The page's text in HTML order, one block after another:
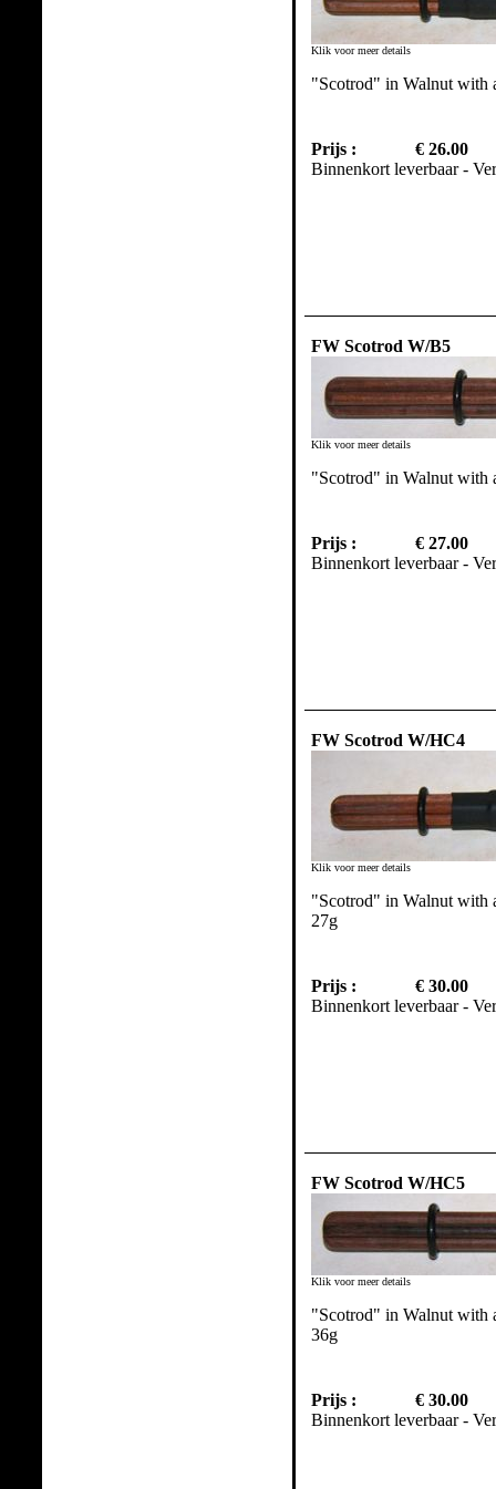
Klik voor meer details
"Scotrod" in Walnut with
Prijs :
€ 26.00
Binnenkort leverbaar -
FW Scotrod W/B5
Klik voor meer details
"Scotrod" in Walnut with
Prijs :
€ 27.00
Binnenkort leverbaar -
FW Scotrod W/HC4
Klik voor meer details
"Scotrod" in Walnut with
27g
Prijs :
€ 30.00
Binnenkort leverbaar -
FW Scotrod W/HC5
Klik voor meer details
"Scotrod" in Walnut with
36g
Prijs :
€ 30.00
Binnenkort leverbaar -